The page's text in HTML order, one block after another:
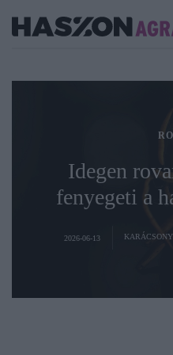
Idegen
fenyegeti a
2026-06-13